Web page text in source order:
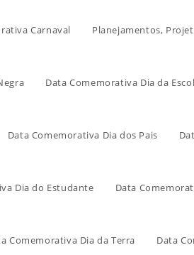
Carnaval Planejamentos,
Data Comemorativa Dia da
Data Comemorativa Dia dos Pais
Dia do Estudante Data
Comemorativa Dia da Terra Data